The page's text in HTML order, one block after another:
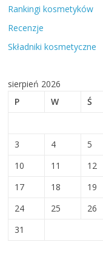
Rankingi kosmetyków
Recenzje
Składniki kosmetyczne
sierpień 2026
P
W Ś
3
4 5
10
11 12
17
18 19
24
25 26
31